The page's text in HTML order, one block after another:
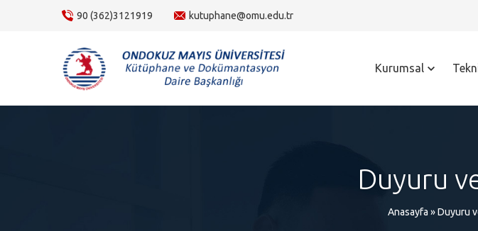
90 (362)3121919 kutuphane@omu.edu.tr
Kurumsal
Duyuru
Anasayfa »Duyuru